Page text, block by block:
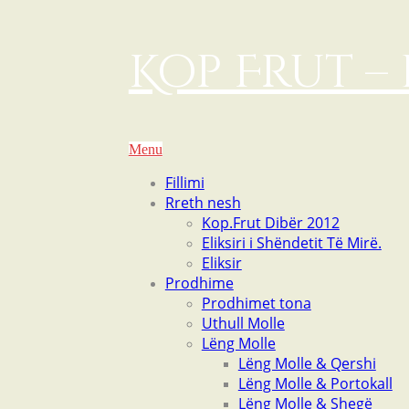
Kop Frut
Menu
Fillimi
Rreth nesh
Kop.Frut Dibër 2012
Eliksiri i Shëndetit Të Mirë.
Eliksir
Prodhime
Prodhimet tona
Uthull Molle
Lëng Molle
Lëng Molle & Qershi
Lëng Molle & Portokall
Lëng Molle & Shegë